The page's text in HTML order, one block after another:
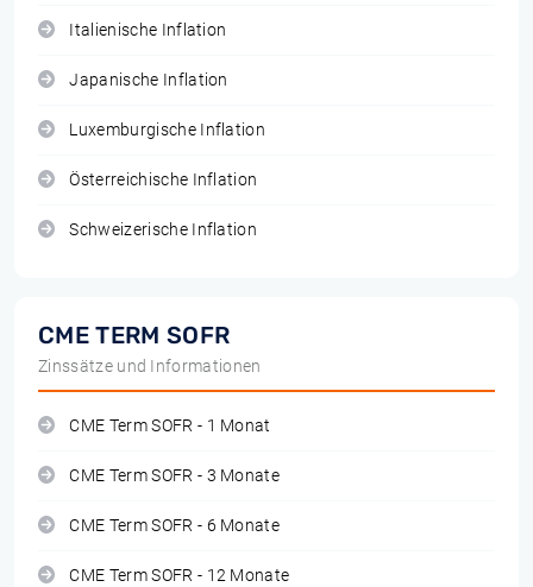
Italienische Inflation
Japanische Inflation
Luxemburgische Inflation
Österreichische Inflation
Schweizerische Inflation
CME TERM SOFR
Zinssätze und Informationen
CME Term SOFR - 1 Monat
CME Term SOFR - 3 Monate
CME Term SOFR - 6 Monate
CME Term SOFR - 12 Monate